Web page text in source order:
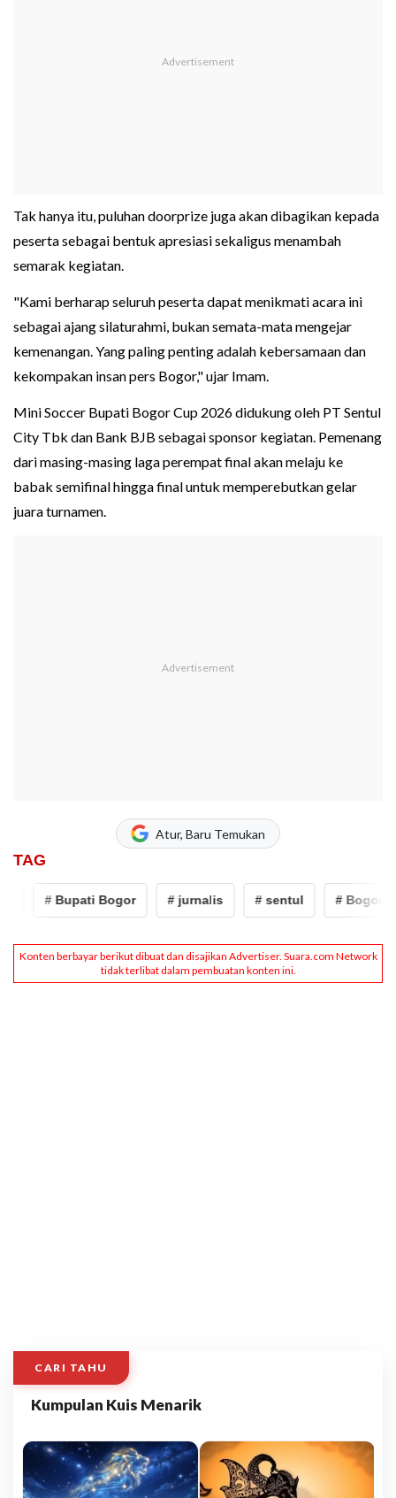
Tak hanya itu, puluhan doorprize juga akan dibagikan kepada
peserta sebagai bentuk apresiasi sekaligus menambah
semarak kegiatan.
"Kami berharap seluruh peserta dapat menikmati acara ini
sebagai ajang silaturahmi, bukan semata-mata mengejar
kemenangan. Yang paling penting adalah kebersamaan dan
kekompakan insan pers Bogor," ujar Imam.
Mini Soccer Bupati Bogor Cup 2026 didukung oleh PT Sentul
City Tbk dan Bank BJB sebagai sponsor kegiatan. Pemenang
dari masing-masing laga perempat final akan melaju ke
babak semifinal hingga final untuk memperebutkan gelar
juara turnamen.
Atur, Baru Temukan
TAG
# Bupati Bogor # jurnalis # sentul # Bogor
CARI TAHU
Kumpulan Kuis Menarik